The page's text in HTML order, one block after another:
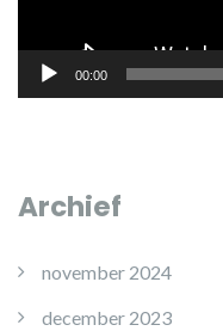
00:00
Archief
november 2024
december 2023